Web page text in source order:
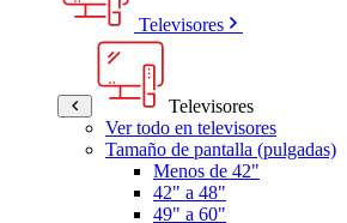
Televisores
Televisores
Ver todo en televisores
Tamaño de pantalla (pulgadas)
Menos de 42"
42" a 48"
49" a 60"